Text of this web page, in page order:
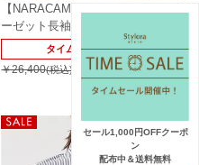
【NARACAMICIE】レース付きジョ
ーゼット長袖プルオーバー
タイムセール55%OFF
￥26,400(税込) ￥11,880(税込)
セール1,000円OFFクーポ
ン
配布中＆送料無料